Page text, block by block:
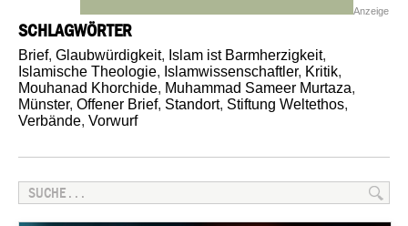
Anzeige
SCHLAGWÖRTER
Brief, Glaubwürdigkeit, Islam ist Barmherzigkeit,
Islamische Theologie, Islamwissenschaftler, Kritik,
Mouhanad Khorchide, Muhammad Sameer Murtaza,
Münster, Offener Brief, Standort, Stiftung Weltethos,
Verbände, Vorwurf